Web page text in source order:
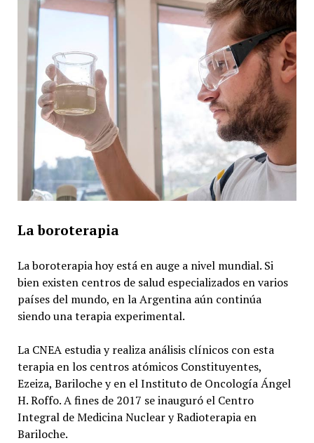
La boroterapia
La boroterapia hoy está en auge a nivel mundial. Si
bien existen centros de salud especializados en varios
países del mundo, en la Argentina aún continúa
siendo una terapia experimental.
La CNEA estudia y realiza análisis clínicos con esta
terapia en los centros atómicos Constituyentes,
Ezeiza, Bariloche y en el Instituto de Oncología Ángel
H. Roffo. A fines de 2017 se inauguró el Centro
Integral de Medicina Nuclear y Radioterapia en
Bariloche.